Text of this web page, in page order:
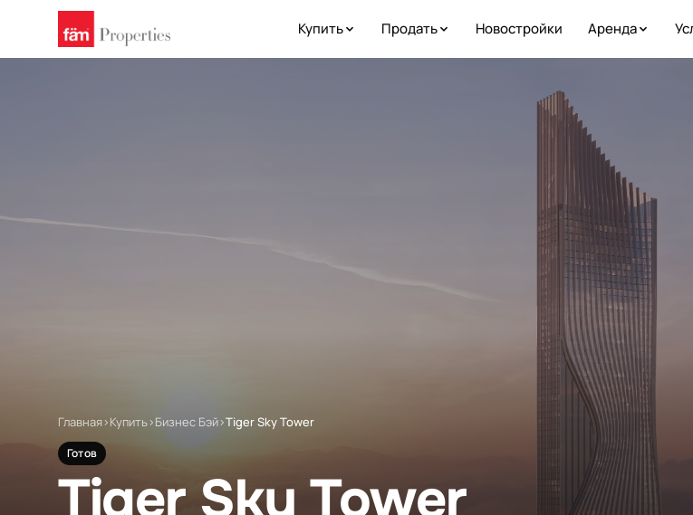
Купить Продать Новостройки Аренда
Главная›Купить›Бизнес Бэй›Tiger Sky Tower
Готов
Tiger Sky Tower